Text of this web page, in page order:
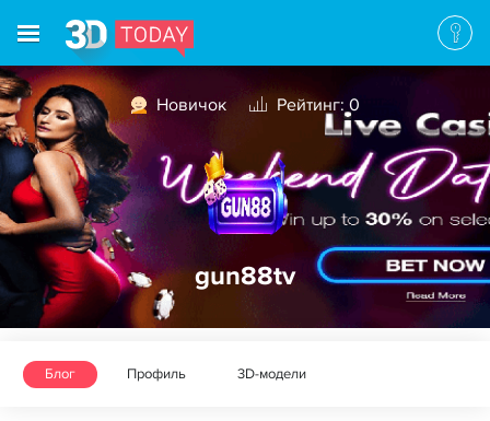
Новичок Рейтинг: 0
gun88tv
Блог Профиль 3D-модели